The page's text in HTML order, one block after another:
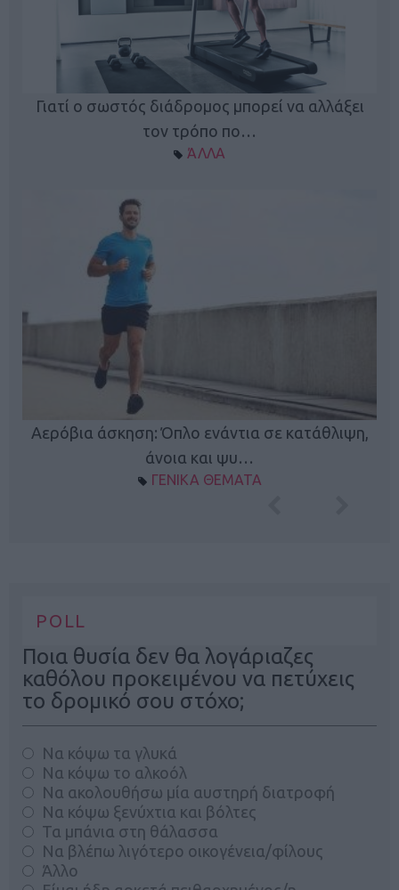
Γιατί ο σωστός διάδρομος μπορεί να αλλάξει
τον τρόπο πο…
ΆΛΛΑ
Αερόβια άσκηση: Όπλο ενάντια σε κατάθλιψη,
άνοια και ψυ…
ΓΕΝΙΚΑ ΘΕΜΑΤΑ
POLL
Ποια θυσία δεν θα λογάριαζες
καθόλου προκειμένου να πετύχεις
το δρομικό σου στόχο;
Να κόψω τα γλυκά
Να κόψω το αλκοόλ
Να ακολουθήσω μία αυστηρή διατροφή
Να κόψω ξενύχτια και βόλτες
Τα μπάνια στη θάλασσα
Να βλέπω λιγότερο οικογένεια/φίλους
Άλλο